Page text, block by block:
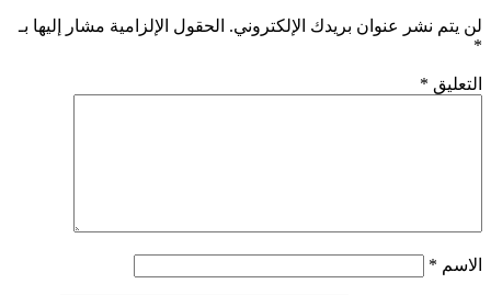
لن يتم نشر عنوان بريدك الإلكتروني. الحقول الإلزامية مشار إليها بـ
*
التعليق *
الاسم *